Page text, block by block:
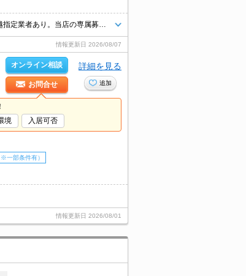
情報更新日 2026/08/07
オンライン相談
お問合せ
詳細を見る
追加
境 入居可否
一部条件有）
情報更新日 2026/08/01